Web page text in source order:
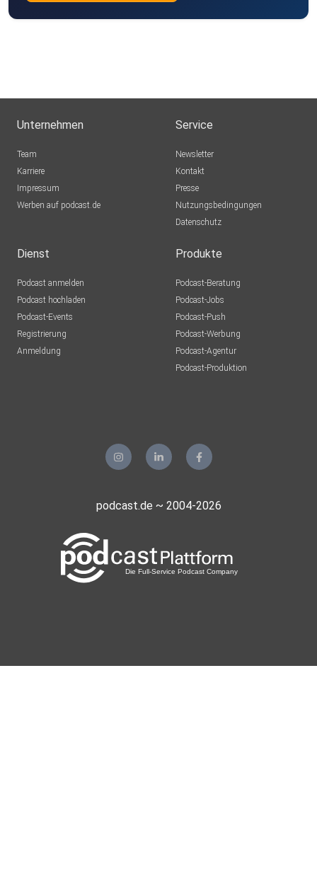
Unternehmen
Team
Karriere
Impressum
Werben auf podcast.de
Service
Newsletter
Kontakt
Presse
Nutzungsbedingungen
Datenschutz
Dienst
Podcast anmelden
Podcast hochladen
Podcast-Events
Registrierung
Anmeldung
Produkte
Podcast-Beratung
Podcast-Jobs
Podcast-Push
Podcast-Werbung
Podcast-Agentur
Podcast-Produktion
podcast.de ~ 2004-2026